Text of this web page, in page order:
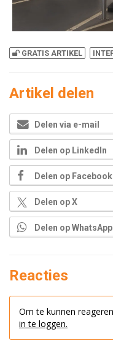
GRATIS ARTIKEL
Artikel delen
Delen via e-mail
Delen op LinkedIn
Delen op Facebook
Delen op X
Delen op WhatsApp
Reacties
Om te kunnen
in te loggen.